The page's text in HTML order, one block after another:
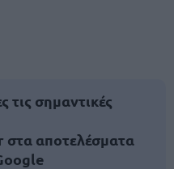
σημαντικές
αποτελέσματα